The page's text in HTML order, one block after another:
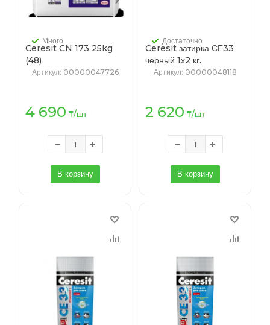
Ceresit CN 173 25kg
(48)
Много
Артикул: 00000047726
4 690 ₸/шт
В корзину
Ceresit затирка СЕ33
черный 1х2 кг.
Достаточно
Артикул: 00000048118
2 620 ₸/шт
В корзину